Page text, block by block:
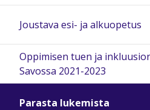
Joustava esi- ja alkuopetus
Oppimisen tuen ja
Savossa 2021-2023
Parasta lukemista